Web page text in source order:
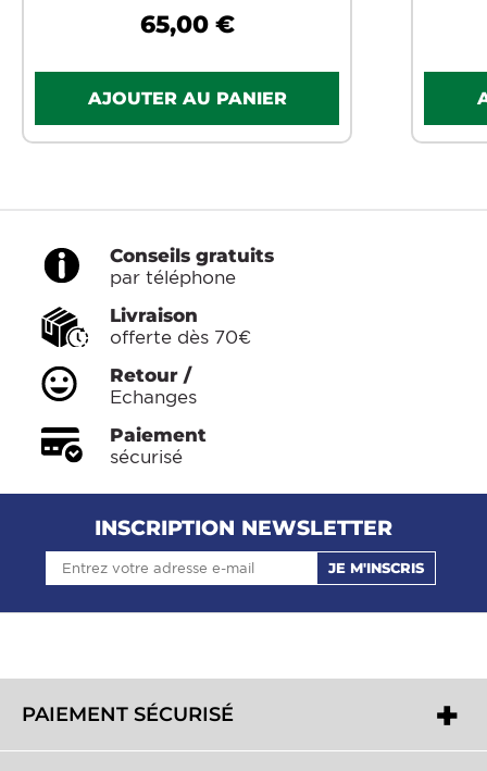
65,00 €
Conseils gratuits
par téléphone
Livraison
offerte dès 70€
Retour /
Echanges
Paiement
sécurisé
INSCRIPTION NEWSLETTER
JE M'INSCRIS
PAIEMENT SÉCURISÉ